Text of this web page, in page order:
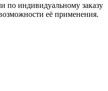
по индивидуальному заказу
её применения.